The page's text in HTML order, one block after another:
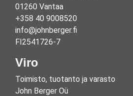
01260 Vantaa
+358 40 9008520
info@johnberger.fi
FI2541726-7
Viro
Toimisto, tuotanto ja varasto
John Berger Oü